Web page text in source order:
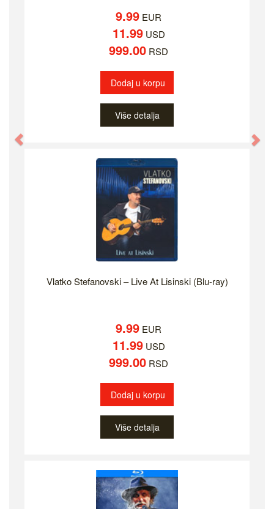
9.99 EUR
11.99USD
999.00 RSD
Dodaj u korpu
Više detalja
Vlatko Stefanovski ‎– Live At Lisinski (Blu-ray)
9.99 EUR
11.99USD
999.00 RSD
Dodaj u korpu
Više detalja